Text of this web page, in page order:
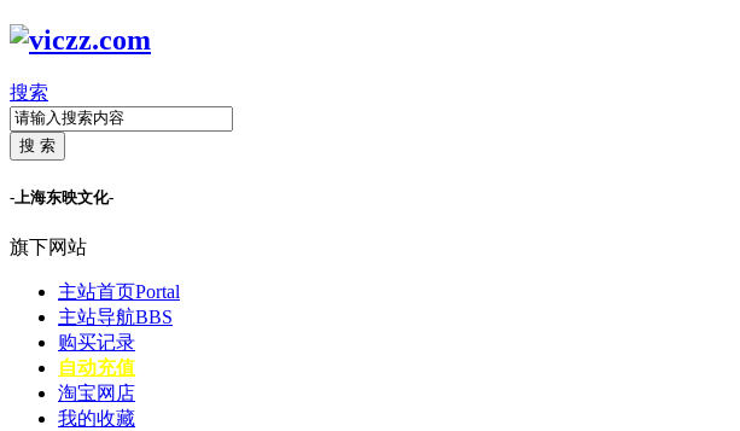
搜索
搜 索
-上海东映文化-
旗下网站
主站首页Portal
主站导航BBS
购买记录
自动充值
淘宝网店
我的收藏